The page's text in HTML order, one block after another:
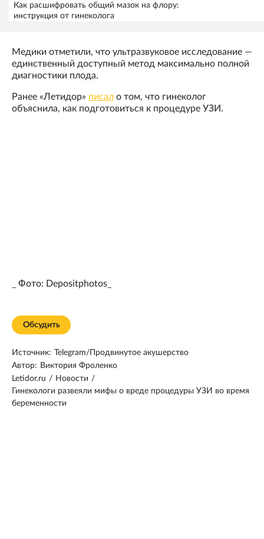
Как расшифровать общий мазок на флору:
инструкция от гинеколога
Медики отметили, что ультразвуковое исследование —
единственный доступный метод максимально полной
диагностики плода.
Ранее «Летидор» писал о том, что гинеколог
объяснила, как подготовиться к процедуре УЗИ.
_ Фото: Depositphotos_
Обсудить
Источник: Telegram/Продвинутое акушерство
Автор: Виктория Фроленко
Letidor.ru / Новости /
Гинекологи развеяли мифы о вреде процедуры УЗИ во время
беременности